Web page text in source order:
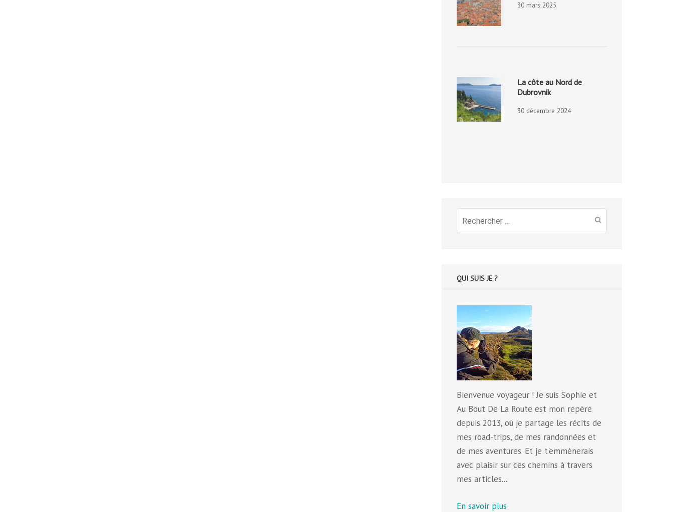
30 mars 2025
La côte au Nord de
Dubrovnik
30 décembre 2024
Recherche
pour
QUI SUIS JE ?
Bienvenue voyageur ! Je suis Sophie et
Au Bout De La Route est mon repère
depuis 2013, où je partage les récits de
mes road-trips, de mes randonnées et
de mes aventures. Et je t'emmènerais
avec plaisir sur ces chemins à travers
mes articles...
En savoir plus